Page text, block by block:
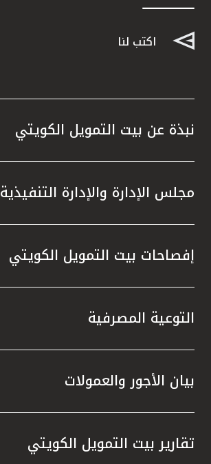
خدمات ما بعد البيع
اتصل بنا
مواقع الفروع وأجهزة الصرف الآلي
ألمانيا
تركيا
مصر
المملكة المتحدة
اكتب لنا
نبذة عن بيت التمويل الكويتي
مجلس الإدارة والإدارة التنفيذية
إفصاحات بيت التمويل الكويتي
التوعية المصرفية
بيان الأجور والعمولات
تقارير بيت التمويل الكويتي